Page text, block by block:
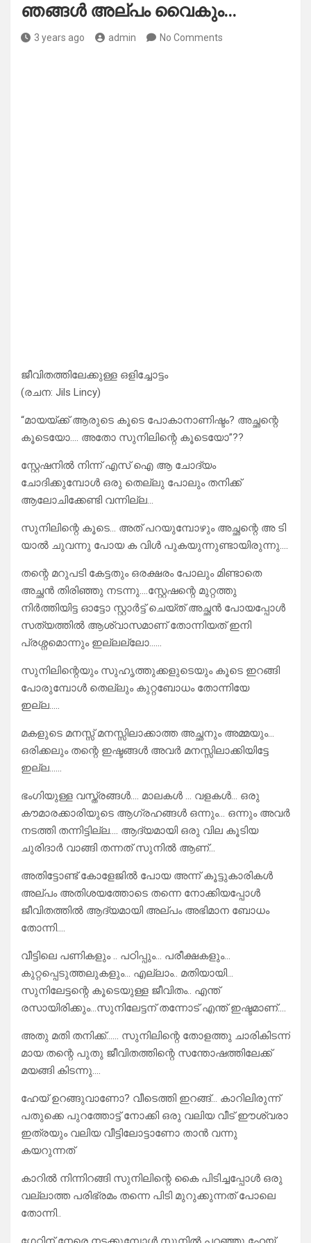
ഞങ്ങൾ അല്പം വൈകും…
3 years ago admin No Comments
ജീവിതത്തിലേക്കുള്ള ഒളിച്ചോട്ടം
(രചന: Jils Lincy)
“മായയ്ക്ക് ആരുടെ കൂടെ പോകാനാണിഷ്ടം? അച്ഛന്റെ
കൂടെയോ…. അതോ സുനിലിന്റെ കൂടെയോ”??
സ്റ്റേഷനിൽ നിന്ന് എസ് ഐ ആ ചോദ്യം
ചോദിക്കുമ്പോൾ ഒരു തെല്ലു പോലും തനിക്ക്
ആലോചിക്കേണ്ടി വന്നില്ല…
സുനിലിന്റെ കൂടെ… അത് പറയുമ്പോഴും അച്ഛന്റെ അ ടി
യാൽ ചുവന്നു പോയ ക വിൾ പുകയുന്നുണ്ടായിരുന്നു….
തന്റെ മറുപടി കേട്ടതും ഒരക്ഷരം പോലും മിണ്ടാതെ
അച്ഛൻ തിരിഞ്ഞു നടന്നു….സ്റ്റേഷന്റെ മുറ്റത്തു
നിർത്തിയിട്ട ഓട്ടോ സ്റ്റാർട്ട്‌ ചെയ്ത് അച്ഛൻ പോയപ്പോൾ
സത്യത്തിൽ ആശ്വാസമാണ് തോന്നിയത് ഇനി
പ്രശ്നമൊന്നും ഇല്ലല്ലോ……
സുനിലിന്റെയും സുഹൃത്തുക്കളുടെയും കൂടെ ഇറങ്ങി
പോരുമ്പോൾ തെല്ലും കുറ്റബോധം തോന്നിയേ
ഇല്ല…..
മകളുടെ മനസ്സ് മനസ്സിലാക്കാത്ത അച്ഛനും അമ്മയും…
ഒരിക്കലും തന്റെ ഇഷ്ടങ്ങൾ അവർ മനസ്സിലാക്കിയിട്ടേ
ഇല്ല……
ഭംഗിയുള്ള വസ്ത്രങ്ങൾ…. മാലകൾ … വളകൾ… ഒരു
കൗമാരക്കാരിയുടെ ആഗ്രഹങ്ങൾ ഒന്നും… ഒന്നും അവർ
നടത്തി തന്നിട്ടില്ല…. ആദ്യമായി ഒരു വില കൂടിയ
ചുരിദാർ വാങ്ങി തന്നത് സുനിൽ ആണ്…
അതിട്ടോണ്ട് കോളേജിൽ പോയ അന്ന് കൂട്ടുകാരികൾ
അല്പം അതിശയത്തോടെ തന്നെ നോക്കിയപ്പോൾ
ജീവിതത്തിൽ ആദ്യമായി അല്പം അഭിമാന ബോധം
തോന്നി….
വീട്ടിലെ പണികളും .. പഠിപ്പും… പരീക്ഷകളും…
കുറ്റപ്പെടുത്തലുകളും… എല്ലാം.. മതിയായി…
സുനിലേട്ടന്റെ കൂടെയുള്ള ജീവിതം.. എന്ത്
രസായിരിക്കും…സുനിലേട്ടന് തന്നോട് എന്ത് ഇഷ്ടമാണ്….
അതു മതി തനിക്ക്…… സുനിലിന്റെ തോളത്തു ചാരികിടന്ന്
മായ തന്റെ പുതു ജീവിതത്തിന്റെ സന്തോഷത്തിലേക്ക്
മയങ്ങി കിടന്നു….
ഹേയ് ഉറങ്ങുവാണോ? വീടെത്തി ഇറങ്ങ്… കാറിലിരുന്ന്
പതുക്കെ പുറത്തോട്ട് നോക്കി ഒരു വലിയ വീട് ഈശ്വരാ
ഇത്രയും വലിയ വീട്ടിലോട്ടാണോ താൻ വന്നു
കയറുന്നത്
കാറിൽ നിന്നിറങ്ങി സുനിലിന്റെ കൈ പിടിച്ചപ്പോൾ ഒരു
വല്ലാത്ത പരിഭ്രമം തന്നെ പിടി മുറുക്കുന്നത് പോലെ
തോന്നി..